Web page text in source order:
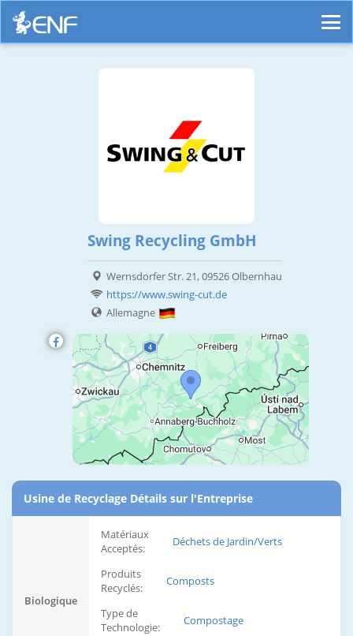
Swing Recycling GmbH
Wernsdorfer Str. 21, 09526 Olbernhau
https://www.swing-cut.de
Allemagne
Usine de Recyclage Détails sur l'Entreprise
Biologique
Matériaux
Acceptés:
Déchets de Jardin/Verts
Produits
Recyclés:
Composts
Type de
Technologie:
Compostage